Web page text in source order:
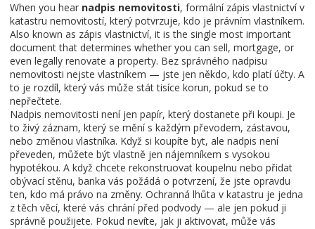
When you hear nadpis nemovitosti, formální zápis vlastnictví v
katastru nemovitostí, který potvrzuje, kdo je právním vlastníkem.
Also known as zápis vlastnictví, it is the single most important
document that determines whether you can sell, mortgage, or
even legally renovate a property. Bez správného nadpisu
nemovitosti nejste vlastníkem — jste jen někdo, kdo platí účty. A
to je rozdíl, který vás může stát tisíce korun, pokud se to
nepřečtete.
Nadpis nemovitosti není jen papír, který dostanete při koupi. Je
to živý záznam, který se mění s každým převodem, zástavou,
nebo změnou vlastníka. Když si koupíte byt, ale nadpis není
převeden, můžete být vlastně jen nájemníkem s vysokou
hypotékou. A když chcete rekonstruovat koupelnu nebo přidat
obývací stěnu, banka vás požádá o potvrzení, že jste opravdu
ten, kdo má právo na změny. Ochranná lhůta v katastru je jedna
z těch věcí, které vás chrání před podvody — ale jen pokud ji
správně použijete. Pokud nevíte, jak ji aktivovat, může vás